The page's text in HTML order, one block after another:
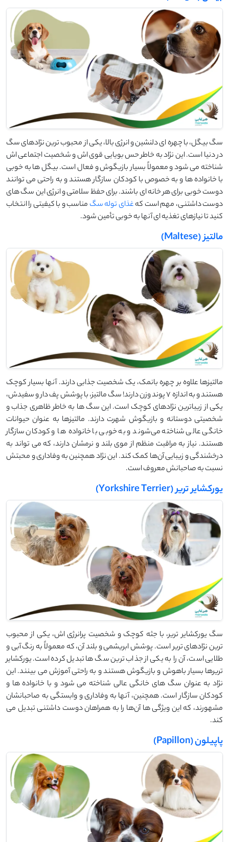
سگ بیگل، با چهره ‌ای دلنشین و انرژی بالا، یکی از محبوب ‌ترین نژادهای سگ
در دنیا است. این نژاد به خاطر حس بویایی قوی ‌اش و شخصیت اجتماعی ‌اش
شناخته می‌ شود و معمولاً بسیار بازیگوش و فعال است. بیگل ‌ها به خوبی
با خانواده ‌ها و به‌ خصوص با کودکان سازگار هستند و به راحتی می‌ توانند
دوست خوبی برای هر خانه ‌ای باشند. برای حفظ سلامتی و انرژی این سگ ‌های
دوست‌ داشتنی، مهم است کهغذای توله سگمناسب و با کیفیتی را انتخاب
کنید تا نیازهای تغذیه ‌ای آنها به خوبی تأمین شود.
مالتیز (Maltese)
مالتیزها علاوه بر چهره بانمک، یک شخصیت جذابی دارند. آنها بسیار کوچک
هستند و به اندازه 7 پوند وزن دارند! سگ مالتیز، با پوشش پف ‌دار و سفیدش،
یکی از زیباترین نژادهای کوچک است. این سگ‌ ها به خاطر ظاهری جذاب و
شخصیتی دوستانه و بازیگوش شهرت دارند. مالتیزها به عنوان حیوانات
خانگی عالی شناخته می‌شوند و به خوبی با خانواده‌ ها و کودکان سازگار
هستند. نیاز به مراقبت منظم از موی بلند و نرمشان دارند، که می ‌تواند به
درخشندگی و زیبایی آن‌ها کمک کند. این نژاد همچنین به وفاداری و محبتش
نسبت به صاحبانش معروف است.
یورکشایر تریر (Yorkshire Terrier)
سگ یورکشایر تریر، با جثه کوچک و شخصیت پرانرژی ‌اش، یکی از محبوب
‌ترین نژادهای تریر است. پوشش ابریشمی و بلند آن، که معمولاً به رنگ آبی و
طلایی است، آن را به یکی از جذاب ‌ترین سگ‌ ها تبدیل کرده است. یورکشایر
تریرها بسیار باهوش و بازیگوش هستند و به راحتی آموزش می‌ بینند. این
نژاد به عنوان سگ‌ های خانگی عالی شناخته می‌ شود و با خانواده‌ ها و
کودکان سازگار است. همچنین، آنها به وفاداری و وابستگی به صاحبانشان
مشهورند، که این ویژگی‌ ها آن‌ها را به همراهان دوست ‌داشتنی تبدیل می
‌کند.
پاپیلون (Papillon)